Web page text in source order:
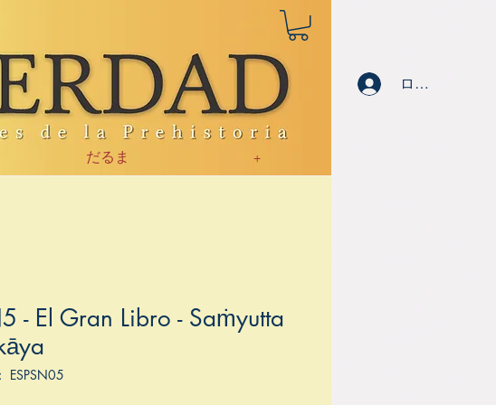
だるま +
ログイン
- El Gran Libro - Saṁyutta
ESPSN05